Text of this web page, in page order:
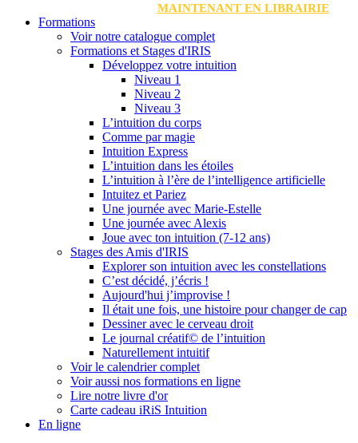
MAINTENANT EN LIBRAIRIE
Formations
Voir notre catalogue complet
Formations et Stages d'IRIS
Développez votre intuition
Niveau 1
Niveau 2
Niveau 3
L’intuition du corps
Comme par magie
Intuition Express
L’intuition dans les étoiles
L’intuition à l’ère de l’intelligence artificielle
Intuitez et Pariez
Une journée avec Marie-Estelle
Une journée avec Alexis
Joue avec ton intuition (7-12 ans)
Stages des Amis d'IRIS
Explorer son intuition avec les constellations
C’est décidé, j’écris !
Aujourd'hui j’improvise !
Il était une fois, une histoire pour changer de cap
Dessiner avec le cerveau droit
Le journal créatif© de l’intuition
Naturellement intuitif
Voir le calendrier complet
Voir aussi nos formations en ligne
Lire notre livre d'or
Carte cadeau iRiS Intuition
En ligne